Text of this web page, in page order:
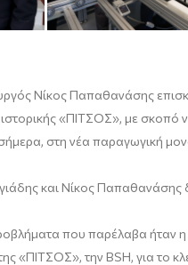
Νίκος Παπαθανάσης
«ΠΙΤΣΟΣ», με σκοπό
στη νέα παραγωγική
και Νίκος
που παρέλαβα
«ΠΙΤΣΟΣ», την BSH, για το